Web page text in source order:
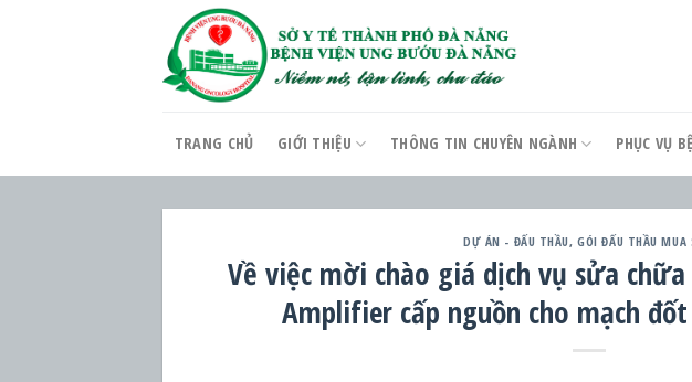
TRANG CHỦ GIỚI THIỆU THÔNG TIN CHUYÊN NGÀNH PHỤC VỤ
DỰ ÁN - ĐẤU THẦU,GÓI ĐẤU THẦU MUA
Về việc mời chào giá dịch vụ sửa chữa
Amplifier cấp nguồn cho mạch